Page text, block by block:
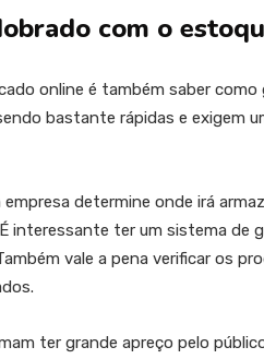
com o
online é também saber
bastante rápidas e exigem
empresa determine onde irá
interessante ter um sistema de
vale a pena verificar os
ter grande apreço pelo